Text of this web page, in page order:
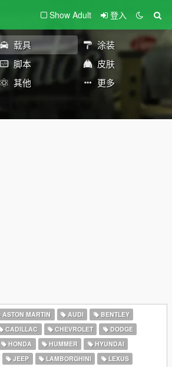
Show Adult 登入
载具
涂装
脚本
皮肤
其他 更多
ASTON MARTIN AUDI
BENTLEY
CADILLAC CHEVROLET
DODGE
HONDA HUMMER
HYUNDAI
JEEP LAMBORGHINI
LEXUS